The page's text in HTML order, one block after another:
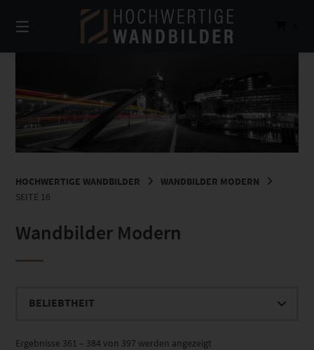
zum
Inhalt
HOCHWERTIGE WANDBILDER
WANDBILDER MODERN
SEITE 16
Wandbilder Modern
Ergebnisse 361 – 384 von 397 werden angezeigt